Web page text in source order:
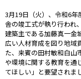
3月19日（火）、令和6
舎の竣工式が執り行われ
建築主である加藤真一金
広い人材育成を図り地域
た、来賓の田村敏和白山
や環境に関する教育を通
てほしい」と要望されま